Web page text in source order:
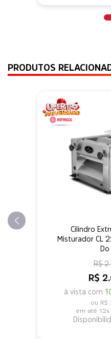
PRODUTOS
Cilindro
Misturador CL
R$
à vista com
R$
R$